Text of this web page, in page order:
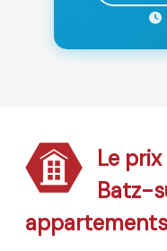
Le
Batz-
appartements